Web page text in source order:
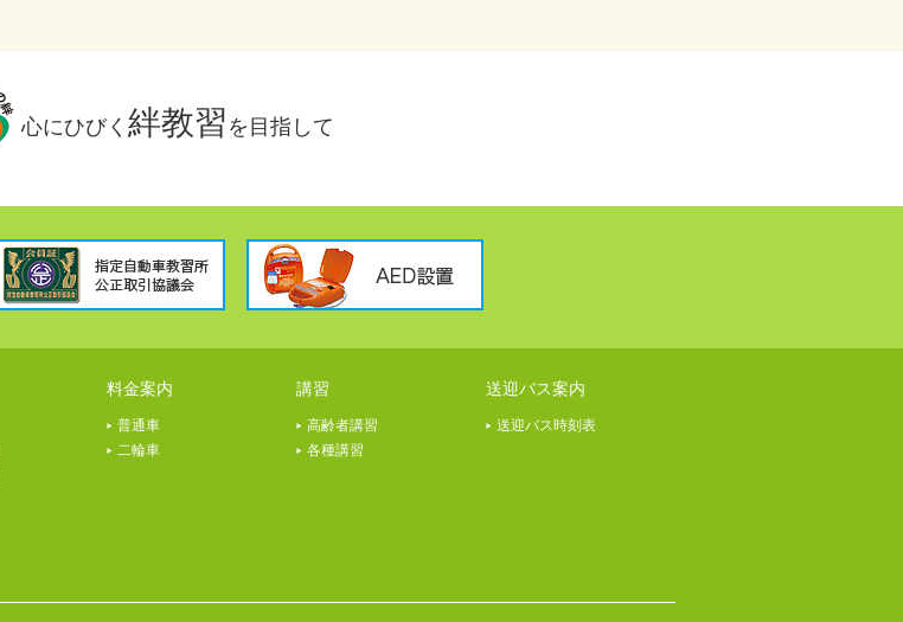
心にひびく 絆教習 を目指して
料金案内
普通車
二輪車
講習
高齢者講習
各種講習
送迎バス案内
送迎バス時刻表